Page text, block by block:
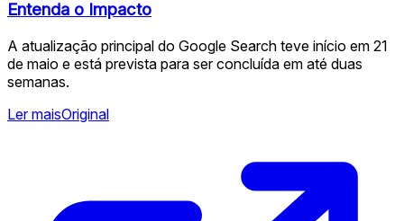
Entenda o Impacto
A atualização principal do Google Search teve início em 21
de maio e está prevista para ser concluída em até duas
semanas.
Ler maisOriginal